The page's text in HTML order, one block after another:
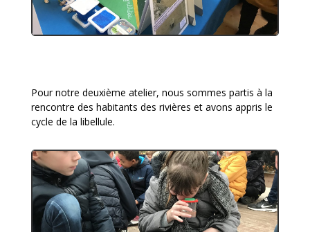
Pour notre deuxième atelier, nous sommes partis à la
rencontre des habitants des rivières et avons appris le
cycle de la libellule.